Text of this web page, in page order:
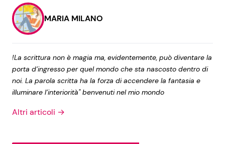
MARIA MILANO
!La scrittura non è magia ma, evidentemente, può diventare la
porta d’ingresso per quel mondo che sta nascosto dentro di
noi. La parola scritta ha la forza di accendere la fantasia e
illuminare l’interiorità" benvenuti nel mio mondo
Altri articoli →